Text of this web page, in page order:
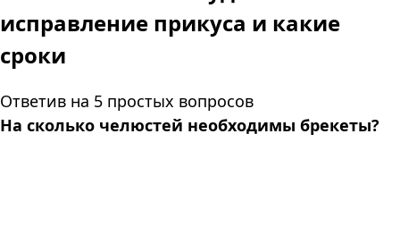
исправление прикуса и какие
сроки
Ответив на 5 простых вопросов
На сколько челюстей необходимы брекеты?